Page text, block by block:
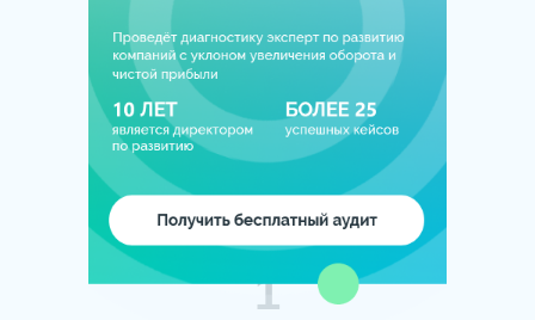
1 2
24/365
ОНЛАЙН
1